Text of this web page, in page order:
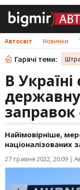
Автосвіт Новинки
Гарячі теми:
В
Найімовірніше,
націоналізованих
27 травня 2022, 20:09 |